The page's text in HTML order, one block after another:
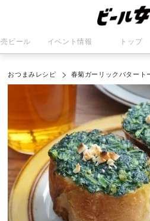
ビール イベント情報 トップ
おつまみレシピ 春菊ガーリックバタート